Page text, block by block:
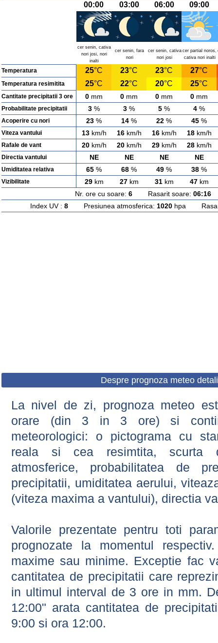
00:00 03:00 06:00 09:00
cer senin, cativa
nori josi, nori
inalti
cer senin, fara
nori
cer senin, cativa
nori josi
cer partial noros,
cativa nori inalti
Temperatura 25°C 23°C 23°C 27°C
Temperatura resimitita 25°C 22°C 20°C 25°C
Cantitate precipitatii 3 ore 0 mm 0 mm 0 mm 0 mm
Probabilitate precipitatii 3 % 3 % 5 % 4 %
Acoperire cu nori 23 % 14 % 22 % 45 %
Viteza vantului 13km/h 16km/h 16km/h 18km/h
Rafale de vant 20km/h 20km/h 29km/h 28km/h
Directia vantului NE NE NE NE
Umiditatea relativa 65 % 68 % 49 % 38 %
Vizibilitate 29km 27km 31km 47km
Nr. ore cu soare: 6Rasarit soare: 06:16
Index UV : 8Presiunea atmosferica: 1020hpa
Despre prognoza meteo
La nivel de zi, prognoza meteo
orare (din 3 in 3 ore) si
meteorologici: o pictograma cu
reala si cea resimtita, scurta
atmosferice, probabilitatea de
precipitatii, umiditatea aerului,
(viteza maxima a vantului), directia
Valorile prezentate pentru toti
prognozate la momentul
maxime sau minime. Exceptie fac
cantitatea de precipitatii care
in ultimul interval de 3 ore in mm.
12:00" arata cantitatea de
9:00 si ora 12:00.